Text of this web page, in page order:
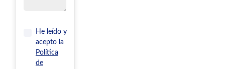
He leído y
acepto la
Política
de